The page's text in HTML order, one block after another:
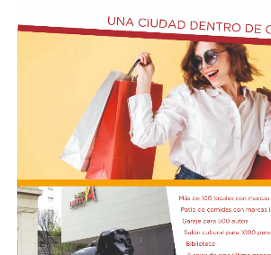
En la conferencia de prensa
presidentes de las comisiones de
Constitucionales, Agustín Coto (LLA-
y de Legislación General, Nadia
FOTO: Bullrich, durante la conferencia
Senado. Rodrigo Néspolo/LA NACIÓN